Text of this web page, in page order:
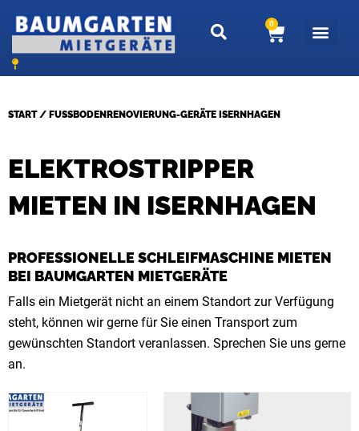
Inhalt
springen
0
W
r
n
b
START/ FUSSBODENRENOVIERUNG-GERÄTE ISERNHAGEN
ELEKTROSTRIPPER
MIETEN IN ISERNHAGEN
PROFESSIONELLE SCHLEIFMASCHINE MIETEN
BEI BAUMGARTEN MIETGERÄTE
Falls ein Mietgerät nicht an einem Standort zur Verfügung
steht, können wir gerne für Sie einen Transport zum
gewünschten Standort veranlassen. Sprechen Sie uns gerne
an.